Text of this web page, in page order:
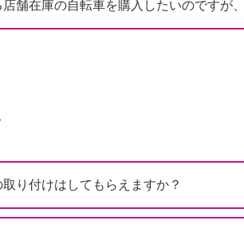
舗在庫の自転車を購入したいのですが
り付けはしてもらえますか？